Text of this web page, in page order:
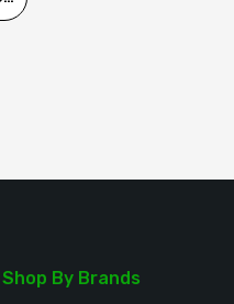
Shop By Brands